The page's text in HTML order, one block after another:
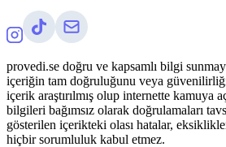
provedi.se doğru ve kapsamlı bilgi
içeriğin tam doğruluğunu veya
içerik araştırılmış olup internette kamuya
bilgileri bağımsız olarak doğrulamaları
gösterilen içerikteki olası hatalar,
hiçbir sorumluluk kabul etmez.